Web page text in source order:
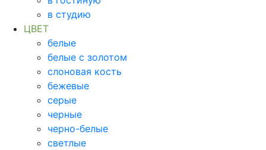
в студию
ЦВЕТ
белые
белые с золотом
слоновая кость
бежевые
серые
черные
черно-белые
светлые